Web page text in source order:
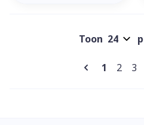
U lees
1 2 3
Toon